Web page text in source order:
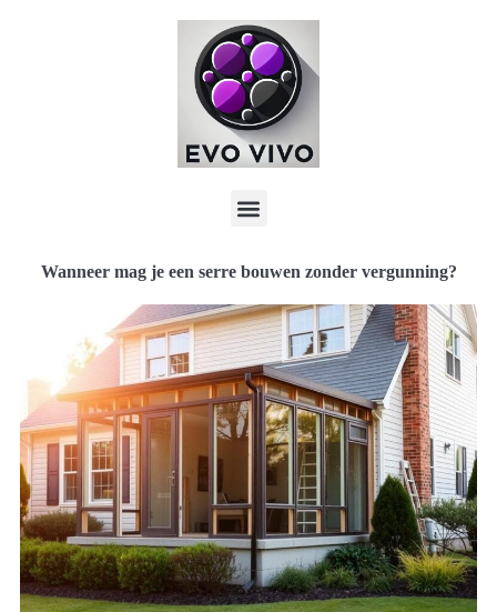
Wanneer mag je een serre bouwen zonder vergunning?